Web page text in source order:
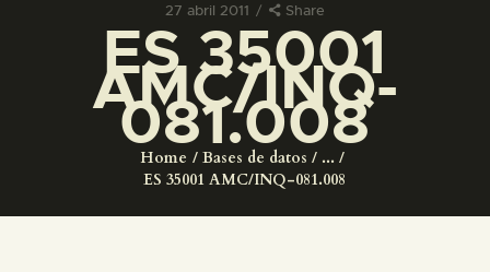
27 abril 2011 Share
ES 35001
AMC/INQ-
081.008
Home Bases de datos
...
ES 35001 AMC/INQ-081.008
PREPARAR LA VISITA
ACTIVIDADES